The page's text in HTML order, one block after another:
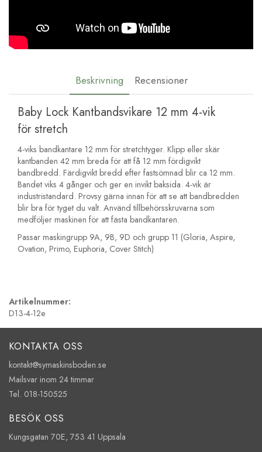
Beskrivning Recensioner
Baby Lock Kantbandsvikare 12 mm 4-vik
för stretch
4-viks bandkantare 12 mm för stretchtyger. Klipp eller skär
kantbanden 42 mm breda för att få 12 mm fördigvikt
bandbredd. Färdigvikt bredd efter fastsömnad blir ca 12 mm.
Bandet viks 4 gånger och ger en invikt baksida. 4-vik är
industristandard. Provsy gärna innan för att se att bandbredden
blir bra för tyget du valt. Använd tillbehörsskruvarna som
medföljer maskinen för att fästa bandkantaren.
Passar maskingrupp 9A, 9B, 9D och grupp 11 (Gloria, Aspire,
Ovation, Primo, Euphoria, Cover Stitch)
Artikelnummer:
D13-4-12e
KONTAKTA OSS
kontakt@symaskinsboden.se
Mailsvar inom 24 timmar
Tel. 018-150525
BESÖK OSS
Kungsgatan 70E, 753 41 Uppsala